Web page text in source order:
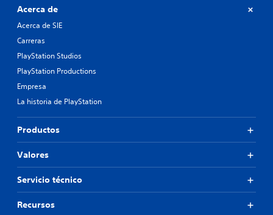
Acerca de
Acerca de SIE
Carreras
PlayStation Studios
PlayStation Productions
Empresa
La historia de PlayStation
Productos
Valores
Servicio técnico
Recursos